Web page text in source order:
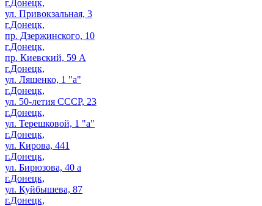
г.Донецк,
ул. Привокзальная, 3
г.Донецк,
пр. Дзержинского, 10
г.Донецк,
пр. Киевский, 59 А
г.Донецк,
ул. Ляшенко, 1 "а"
г.Донецк,
ул. 50-летия СССР, 23
г.Донецк,
ул. Терешковой, 1 "а"
г.Донецк,
ул. Кирова, 441
г.Донецк,
ул. Бирюзова, 40 а
г.Донецк,
ул. Куйбышева, 87
г.Донецк,